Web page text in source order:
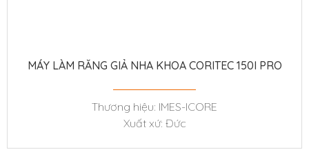
MÁY LÀM RĂNG GIẢ NHA KHOA CORITEC 150I PRO
Thương hiệu: IMES-ICORE
Xuất xứ: Đức